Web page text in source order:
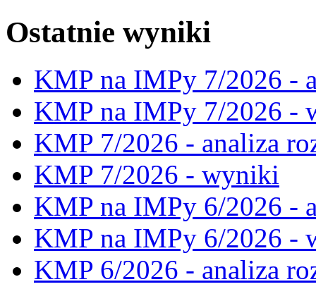
Ostatnie wyniki
KMP na IMPy 7/2026 -
KMP na IMPy 7/2026 -
KMP 7/2026 - analiza
KMP 7/2026 - wyniki
KMP na IMPy 6/2026 -
KMP na IMPy 6/2026 -
KMP 6/2026 - analiza